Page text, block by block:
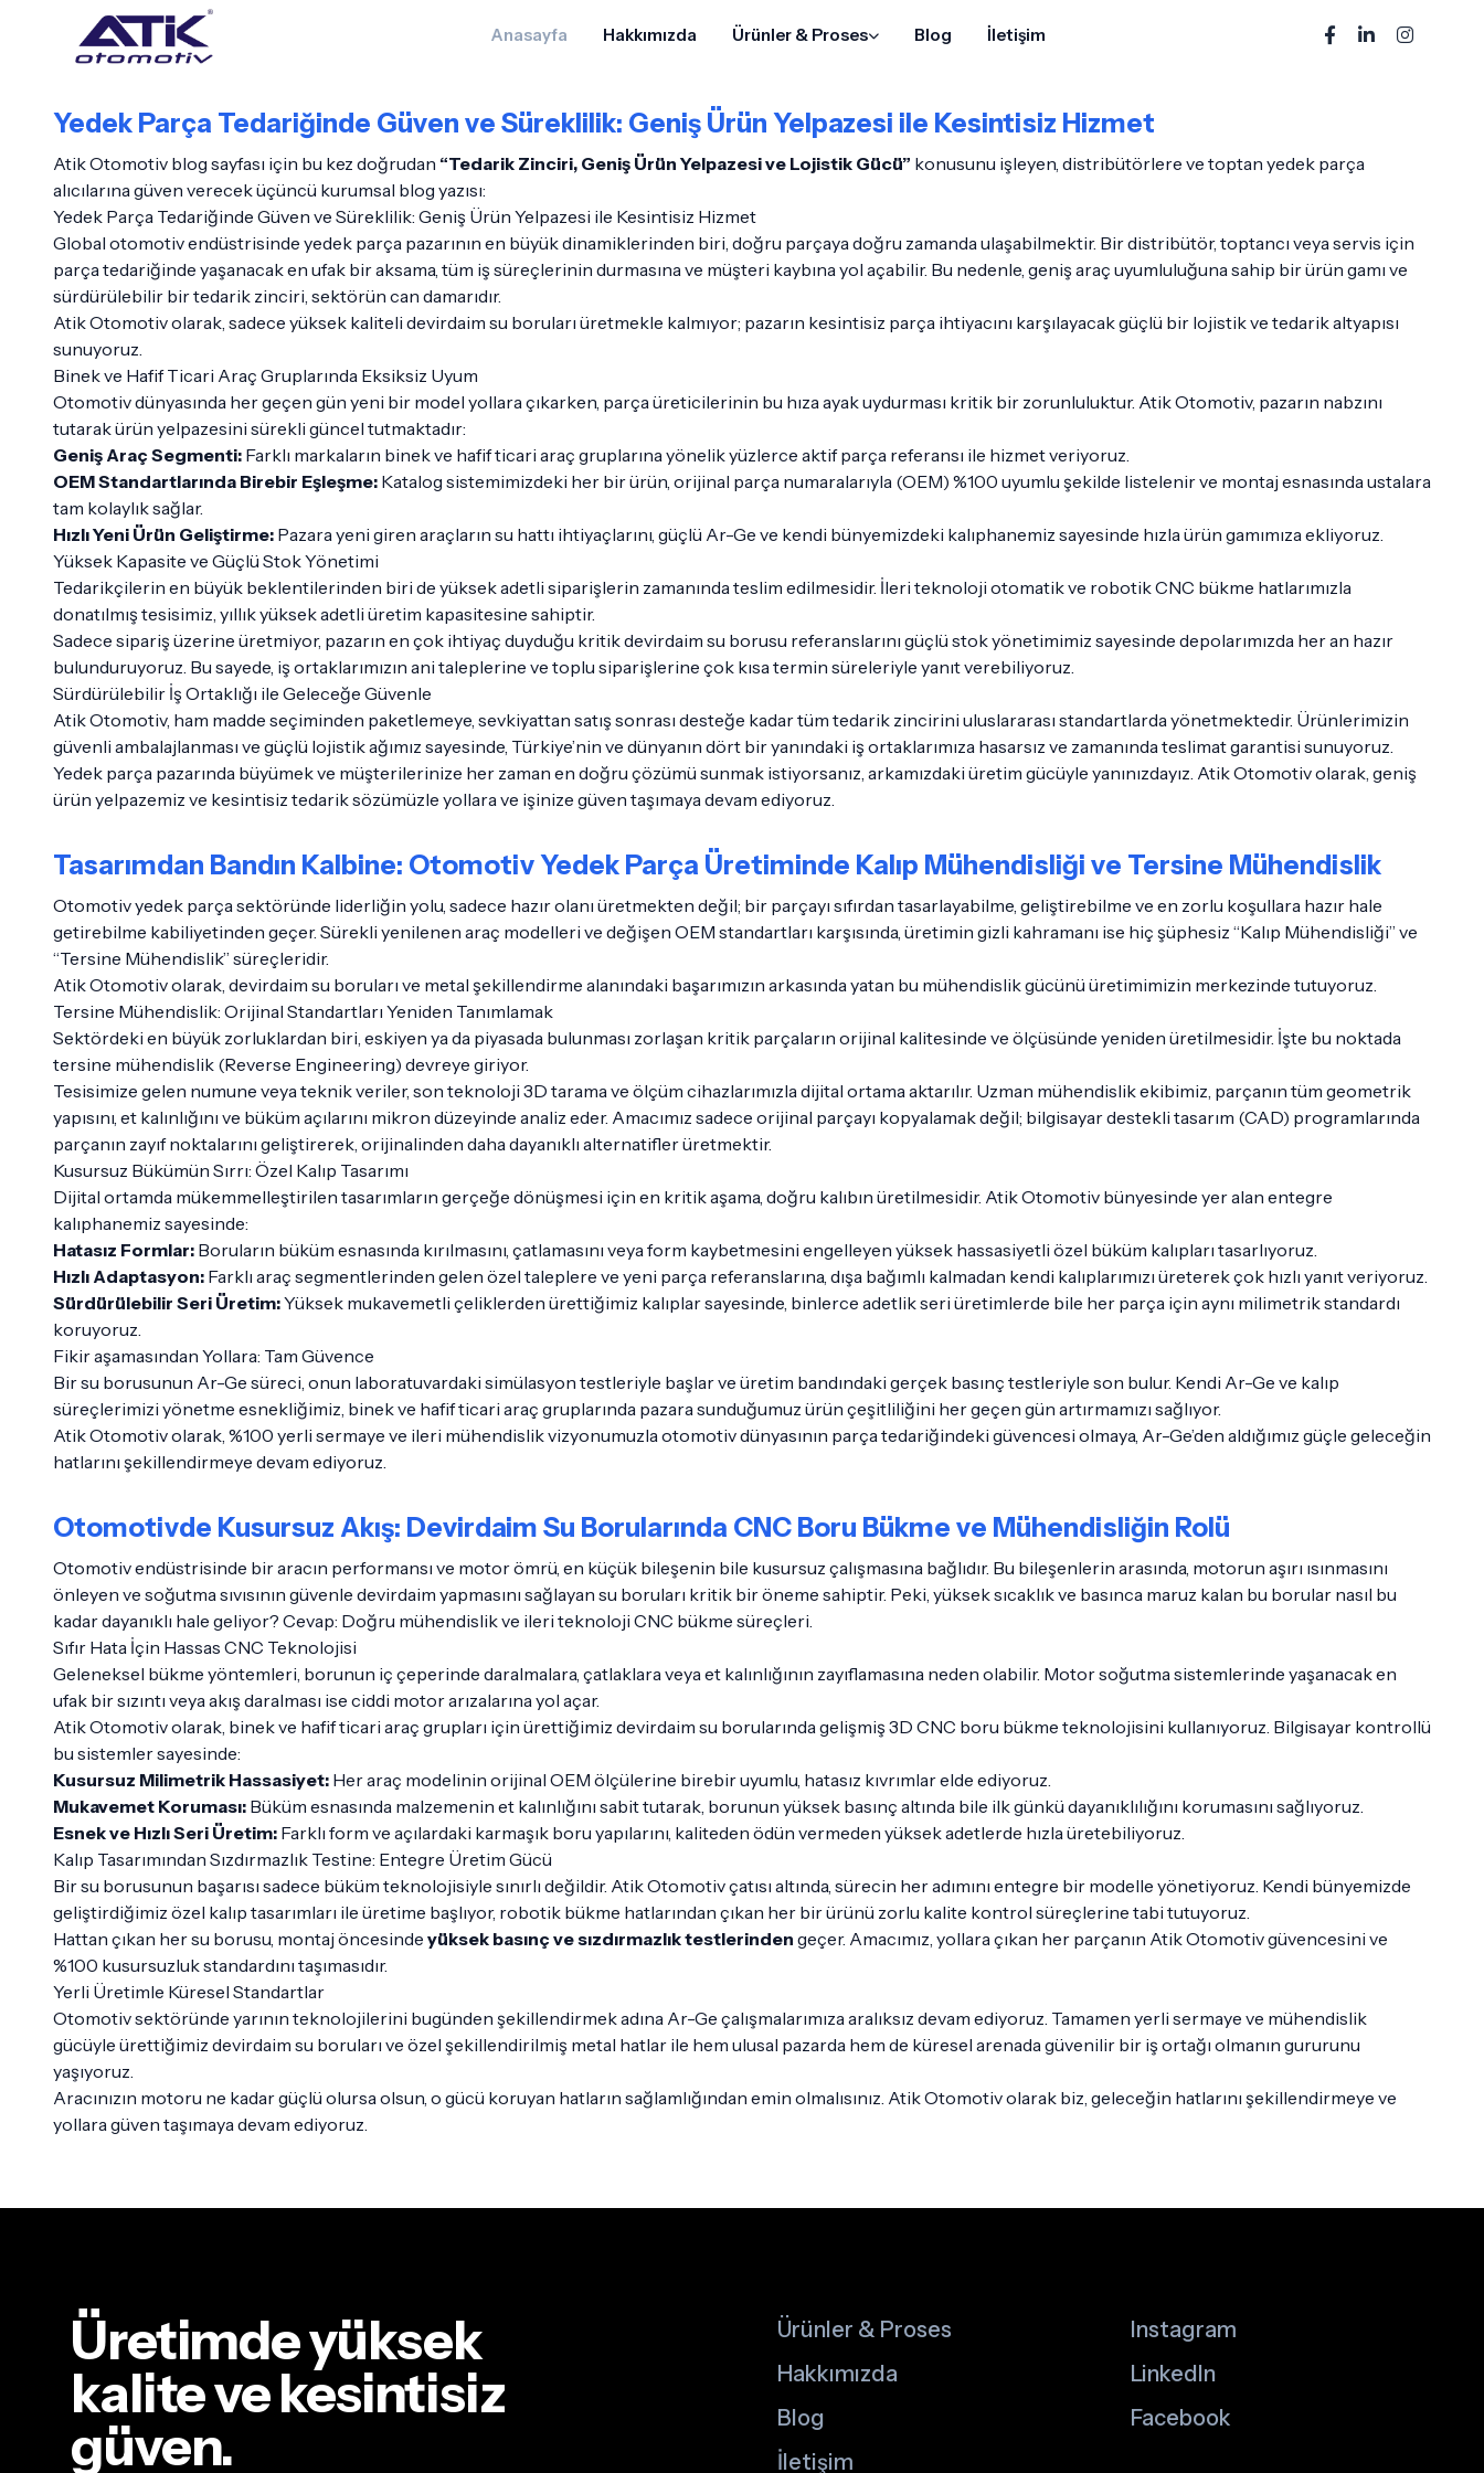
Anasayfa Hakkımızda Ürünler & Proses Blog İletişim
Yedek Parça Tedariğinde Güven ve Süreklilik: Geniş Ürün Yelpazesi ile Kesintisiz Hizmet
Atik Otomotiv blog sayfası için bu kez doğrudan “Tedarik Zinciri, Geniş Ürün Yelpazesi ve Lojistik Gücü” konusunu işleyen, distribütörlere ve toptan yedek parça
alıcılarına güven verecek üçüncü kurumsal blog yazısı:
Yedek Parça Tedariğinde Güven ve Süreklilik: Geniş Ürün Yelpazesi ile Kesintisiz Hizmet
Global otomotiv endüstrisinde yedek parça pazarının en büyük dinamiklerinden biri, doğru parçaya doğru zamanda ulaşabilmektir. Bir distribütör, toptancı veya servis için
parça tedariğinde yaşanacak en ufak bir aksama, tüm iş süreçlerinin durmasına ve müşteri kaybına yol açabilir. Bu nedenle, geniş araç uyumluluğuna sahip bir ürün gamı ve
sürdürülebilir bir tedarik zinciri, sektörün can damarıdır.
Atik Otomotiv olarak, sadece yüksek kaliteli devirdaim su boruları üretmekle kalmıyor; pazarın kesintisiz parça ihtiyacını karşılayacak güçlü bir lojistik ve tedarik altyapısı
sunuyoruz.
Binek ve Hafif Ticari Araç Gruplarında Eksiksiz Uyum
Otomotiv dünyasında her geçen gün yeni bir model yollara çıkarken, parça üreticilerinin bu hıza ayak uydurması kritik bir zorunluluktur. Atik Otomotiv, pazarın nabzını
tutarak ürün yelpazesini sürekli güncel tutmaktadır:
Geniş Araç Segmenti: Farklı markaların binek ve hafif ticari araç gruplarına yönelik yüzlerce aktif parça referansı ile hizmet veriyoruz.
OEM Standartlarında Birebir Eşleşme: Katalog sistemimizdeki her bir ürün, orijinal parça numaralarıyla (OEM) %100 uyumlu şekilde listelenir ve montaj esnasında ustalara
tam kolaylık sağlar.
Hızlı Yeni Ürün Geliştirme: Pazara yeni giren araçların su hattı ihtiyaçlarını, güçlü Ar-Ge ve kendi bünyemizdeki kalıphanemiz sayesinde hızla ürün gamımıza ekliyoruz.
Yüksek Kapasite ve Güçlü Stok Yönetimi
Tedarikçilerin en büyük beklentilerinden biri de yüksek adetli siparişlerin zamanında teslim edilmesidir. İleri teknoloji otomatik ve robotik CNC bükme hatlarımızla
donatılmış tesisimiz, yıllık yüksek adetli üretim kapasitesine sahiptir.
Sadece sipariş üzerine üretmiyor, pazarın en çok ihtiyaç duyduğu kritik devirdaim su borusu referanslarını güçlü stok yönetimimiz sayesinde depolarımızda her an hazır
bulunduruyoruz. Bu sayede, iş ortaklarımızın ani taleplerine ve toplu siparişlerine çok kısa termin süreleriyle yanıt verebiliyoruz.
Sürdürülebilir İş Ortaklığı ile Geleceğe Güvenle
Atik Otomotiv, ham madde seçiminden paketlemeye, sevkiyattan satış sonrası desteğe kadar tüm tedarik zincirini uluslararası standartlarda yönetmektedir. Ürünlerimizin
güvenli ambalajlanması ve güçlü lojistik ağımız sayesinde, Türkiye’nin ve dünyanın dört bir yanındaki iş ortaklarımıza hasarsız ve zamanında teslimat garantisi sunuyoruz.
Yedek parça pazarında büyümek ve müşterilerinize her zaman en doğru çözümü sunmak istiyorsanız, arkamızdaki üretim gücüyle yanınızdayız. Atik Otomotiv olarak, geniş
ürün yelpazemiz ve kesintisiz tedarik sözümüzle yollara ve işinize güven taşımaya devam ediyoruz.
Tasarımdan Bandın Kalbine: Otomotiv Yedek Parça Üretiminde Kalıp Mühendisliği ve Tersine Mühendislik
Otomotiv yedek parça sektöründe liderliğin yolu, sadece hazır olanı üretmekten değil; bir parçayı sıfırdan tasarlayabilme, geliştirebilme ve en zorlu koşullara hazır hale
getirebilme kabiliyetinden geçer. Sürekli yenilenen araç modelleri ve değişen OEM standartları karşısında, üretimin gizli kahramanı ise hiç şüphesiz “Kalıp Mühendisliği” ve
“Tersine Mühendislik” süreçleridir.
Atik Otomotiv olarak, devirdaim su boruları ve metal şekillendirme alanındaki başarımızın arkasında yatan bu mühendislik gücünü üretimimizin merkezinde tutuyoruz.
Tersine Mühendislik: Orijinal Standartları Yeniden Tanımlamak
Sektördeki en büyük zorluklardan biri, eskiyen ya da piyasada bulunması zorlaşan kritik parçaların orijinal kalitesinde ve ölçüsünde yeniden üretilmesidir. İşte bu noktada
tersine mühendislik (Reverse Engineering) devreye giriyor.
Tesisimize gelen numune veya teknik veriler, son teknoloji 3D tarama ve ölçüm cihazlarımızla dijital ortama aktarılır. Uzman mühendislik ekibimiz, parçanın tüm geometrik
yapısını, et kalınlığını ve büküm açılarını mikron düzeyinde analiz eder. Amacımız sadece orijinal parçayı kopyalamak değil; bilgisayar destekli tasarım (CAD) programlarında
parçanın zayıf noktalarını geliştirerek, orijinalinden daha dayanıklı alternatifler üretmektir.
Kusursuz Bükümün Sırrı: Özel Kalıp Tasarımı
Dijital ortamda mükemmelleştirilen tasarımların gerçeğe dönüşmesi için en kritik aşama, doğru kalıbın üretilmesidir. Atik Otomotiv bünyesinde yer alan entegre
kalıphanemiz sayesinde:
Hatasız Formlar: Boruların büküm esnasında kırılmasını, çatlamasını veya form kaybetmesini engelleyen yüksek hassasiyetli özel büküm kalıpları tasarlıyoruz.
Hızlı Adaptasyon: Farklı araç segmentlerinden gelen özel taleplere ve yeni parça referanslarına, dışa bağımlı kalmadan kendi kalıplarımızı üreterek çok hızlı yanıt veriyoruz.
Sürdürülebilir Seri Üretim:Yüksek mukavemetli çeliklerden ürettiğimiz kalıplar sayesinde, binlerce adetlik seri üretimlerde bile her parça için aynı milimetrik standardı
koruyoruz.
Fikir aşamasından Yollara: Tam Güvence
Bir su borusunun Ar-Ge süreci, onun laboratuvardaki simülasyon testleriyle başlar ve üretim bandındaki gerçek basınç testleriyle son bulur. Kendi Ar-Ge ve kalıp
süreçlerimizi yönetme esnekliğimiz, binek ve hafif ticari araç gruplarında pazara sunduğumuz ürün çeşitliliğini her geçen gün artırmamızı sağlıyor.
Atik Otomotiv olarak, %100 yerli sermaye ve ileri mühendislik vizyonumuzla otomotiv dünyasının parça tedariğindeki güvencesi olmaya, Ar-Ge’den aldığımız güçle geleceğin
hatlarını şekillendirmeye devam ediyoruz.
Otomotivde Kusursuz Akış: Devirdaim Su Borularında CNC Boru Bükme ve Mühendisliğin Rolü
Otomotiv endüstrisinde bir aracın performansı ve motor ömrü, en küçük bileşenin bile kusursuz çalışmasına bağlıdır. Bu bileşenlerin arasında, motorun aşırı ısınmasını
önleyen ve soğutma sıvısının güvenle devirdaim yapmasını sağlayan su boruları kritik bir öneme sahiptir. Peki, yüksek sıcaklık ve basınca maruz kalan bu borular nasıl bu
kadar dayanıklı hale geliyor? Cevap: Doğru mühendislik ve ileri teknoloji CNC bükme süreçleri.
Sıfır Hata İçin Hassas CNC Teknolojisi
Geleneksel bükme yöntemleri, borunun iç çeperinde daralmalara, çatlaklara veya et kalınlığının zayıflamasına neden olabilir. Motor soğutma sistemlerinde yaşanacak en
ufak bir sızıntı veya akış daralması ise ciddi motor arızalarına yol açar.
Atik Otomotiv olarak, binek ve hafif ticari araç grupları için ürettiğimiz devirdaim su borularında gelişmiş 3D CNC boru bükme teknolojisini kullanıyoruz. Bilgisayar kontrollü
bu sistemler sayesinde:
Kusursuz Milimetrik Hassasiyet: Her araç modelinin orijinal OEM ölçülerine birebir uyumlu, hatasız kıvrımlar elde ediyoruz.
Mukavemet Koruması: Büküm esnasında malzemenin et kalınlığını sabit tutarak, borunun yüksek basınç altında bile ilk günkü dayanıklılığını korumasını sağlıyoruz.
Esnek ve Hızlı Seri Üretim: Farklı form ve açılardaki karmaşık boru yapılarını, kaliteden ödün vermeden yüksek adetlerde hızla üretebiliyoruz.
Kalıp Tasarımından Sızdırmazlık Testine: Entegre Üretim Gücü
Bir su borusunun başarısı sadece büküm teknolojisiyle sınırlı değildir. Atik Otomotiv çatısı altında, sürecin her adımını entegre bir modelle yönetiyoruz. Kendi bünyemizde
geliştirdiğimiz özel kalıp tasarımları ile üretime başlıyor, robotik bükme hatlarından çıkan her bir ürünü zorlu kalite kontrol süreçlerine tabi tutuyoruz.
Hattan çıkan her su borusu, montaj öncesinde yüksek basınç ve sızdırmazlık testlerinden geçer. Amacımız, yollara çıkan her parçanın Atik Otomotiv güvencesini ve
%100 kusursuzluk standardını taşımasıdır.
Yerli Üretimle Küresel Standartlar
Otomotiv sektöründe yarının teknolojilerini bugünden şekillendirmek adına Ar-Ge çalışmalarımıza aralıksız devam ediyoruz. Tamamen yerli sermaye ve mühendislik
gücüyle ürettiğimiz devirdaim su boruları ve özel şekillendirilmiş metal hatlar ile hem ulusal pazarda hem de küresel arenada güvenilir bir iş ortağı olmanın gururunu
yaşıyoruz.
Aracınızın motoru ne kadar güçlü olursa olsun, o gücü koruyan hatların sağlamlığından emin olmalısınız. Atik Otomotiv olarak biz, geleceğin hatlarını şekillendirmeye ve
yollara güven taşımaya devam ediyoruz.
Üretimde yüksek
kalite ve kesintisiz
güven.
Ürünler & Proses
Hakkımızda
Blog
İletişim
Instagram
LinkedIn
Facebook